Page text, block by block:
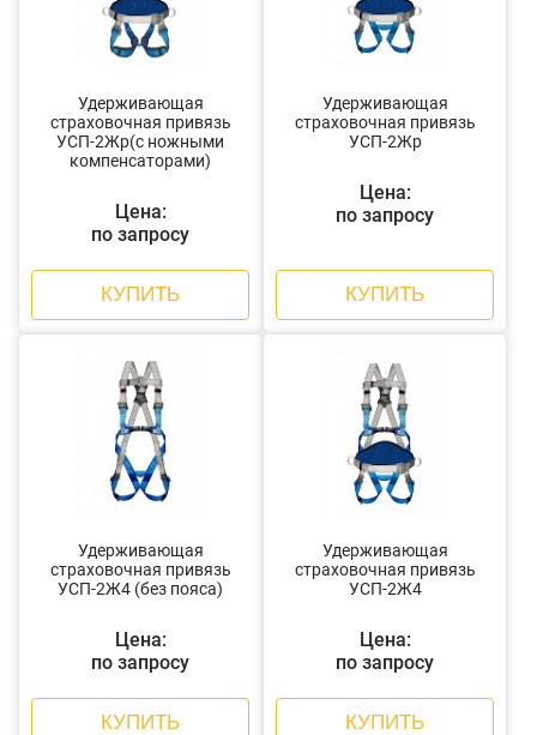
Удерживающая
страховочная привязь
УСП-2Жр(с ножными
компенсаторами)
Цена:
по запросу
КУПИТЬ
Удерживающая
страховочная привязь
УСП-2Жр
Цена:
по запросу
КУПИТЬ
Удерживающая
страховочная привязь
УСП-2Ж4 (без пояса)
Цена:
по запросу
КУПИТЬ
Удерживающая
страховочная привязь
УСП-2Ж4
Цена:
по запросу
КУПИТЬ